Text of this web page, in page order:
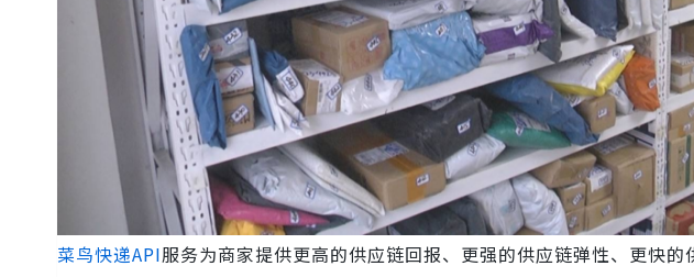
菜鸟快递API服务为商家提供更高的供应链回报、更强的供应链弹性、更快